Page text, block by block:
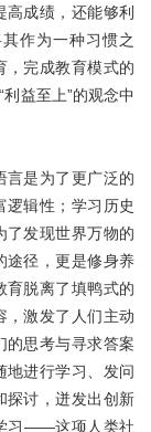
成绩，还能够利
作为一种习惯之
，完成教育模式的
益至上”的观念中
是为了更广泛的
逻辑性；学习历史
了发现世界万物的
途径，更是修身养
育脱离了填鸭式的
，激发了人们主动
的思考与寻求答案
地进行学习、发问
探讨，迸发出创新
习——这项人类社